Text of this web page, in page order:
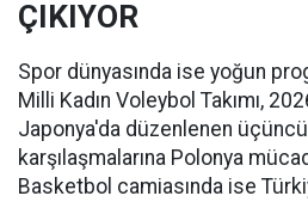
ÇIKIYOR
Spor dünyasında ise yoğun
Milli Kadın Voleybol Takımı,
Japonya'da düzenlenen
karşılaşmalarına Polonya
Basketbol camiasında ise